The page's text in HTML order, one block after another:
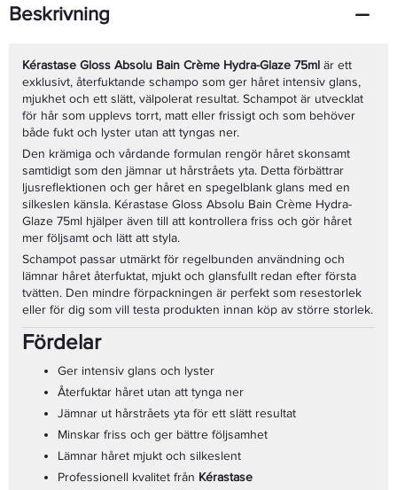
Beskrivning
Kérastase Gloss Absolu Bain Crème Hydra-Glaze 75ml är ett
exklusivt, återfuktande schampo som ger håret intensiv glans,
mjukhet och ett slätt, välpolerat resultat. Schampot är utvecklat
för hår som upplevs torrt, matt eller frissigt och som behöver
både fukt och lyster utan att tyngas ner.
Den krämiga och vårdande formulan rengör håret skonsamt
samtidigt som den jämnar ut hårstråets yta. Detta förbättrar
ljusreflektionen och ger håret en spegelblank glans med en
silkeslen känsla. Kérastase Gloss Absolu Bain Crème Hydra-
Glaze 75ml hjälper även till att kontrollera friss och gör håret
mer följsamt och lätt att styla.
Schampot passar utmärkt för regelbunden användning och
lämnar håret återfuktat, mjukt och glansfullt redan efter första
tvätten. Den mindre förpackningen är perfekt som resestorlek
eller för dig som vill testa produkten innan köp av större storlek.
Fördelar
Ger intensiv glans och lyster
Återfuktar håret utan att tynga ner
Jämnar ut hårstråets yta för ett slätt resultat
Minskar friss och ger bättre följsamhet
Lämnar håret mjukt och silkeslent
Professionell kvalitet från Kérastase